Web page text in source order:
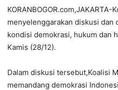
KORANBOGOR.com,JAKARTA-
menyelenggarakan diskusi dan
kondisi demokrasi, hukum dan
Kamis (28/12).
Dalam diskusi tersebut,Koalisi
memandang demokrasi